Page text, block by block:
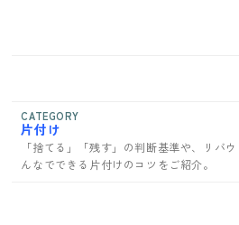
CATEGORY
片付け
「捨てる」「残す」の判断基準や、リバ
んなでできる片付けのコツをご紹介。